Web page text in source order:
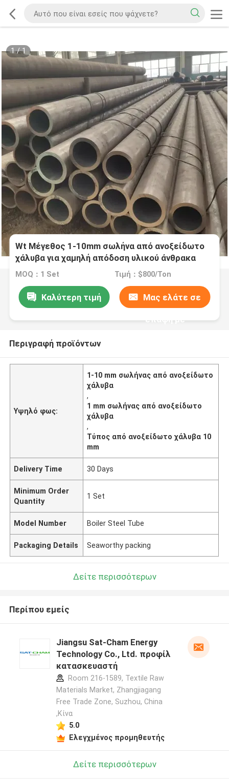
1/1
Wt Μέγεθος 1-10mm σωλήνα από ανοξείδωτο
χάλυβα για χαμηλή απόδοση υλικού άνθρακα
MOQ：1 Set Τιμή：$800/Ton
Καλύτερη τιμή Μας ελάτε σε
επαφή με
Περιγραφή προϊόντων
Υψηλό φως:
1-10 mm σωλήνας από ανοξείδωτο
χάλυβα
,
1 mm σωλήνας από ανοξείδωτο
χάλυβα
,
Τύπος από ανοξείδωτο χάλυβα 10
mm
Delivery Time 30 Days
Minimum Order
Quantity
1 Set
Model Number Boiler Steel Tube
Packaging Details Seaworthy packing
Δείτε περισσότερων
Περίπου εμείς
Jiangsu Sat-Cham Energy
Technology Co., Ltd. προφίλ
κατασκευαστή
Room 216-1589, Textile Raw
Materials Market, Zhangjiagang
Free Trade Zone, Suzhou, China
,Κίνα
5.0
Ελεγχμένος προμηθευτής
Δείτε περισσότερων